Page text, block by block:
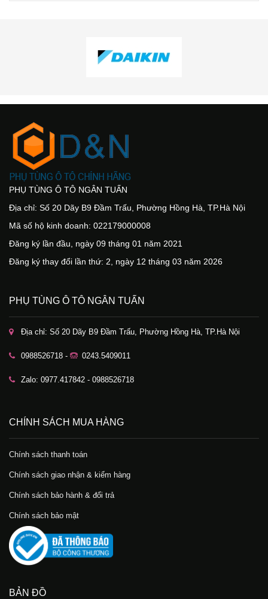
PHỤ TÙNG Ô TÔ NGÂN TUẤN
Địa chỉ: Số 20 Dãy B9 Đầm Trấu, Phường Hồng Hà, TP.Hà Nội
Mã số hộ kinh doanh: 022179000008
Đăng ký lần đầu, ngày 09 tháng 01 năm 2021
Đăng ký thay đổi lần thứ: 2, ngày 12 tháng 03 năm 2026
PHỤ TÙNG Ô TÔ NGÂN TUẤN
Địa chỉ: Số 20 Dãy B9 Đầm Trấu, Phường Hồng Hà, TP.Hà Nội
0988526718 - 0243.5409011
Zalo: 0977.417842 - 0988526718
CHÍNH SÁCH MUA HÀNG
Chính sách thanh toán
Chính sách giao nhận & kiểm hàng
Chính sách bảo hành & đổi trả
Chính sách bảo mật
BẢN ĐỒ